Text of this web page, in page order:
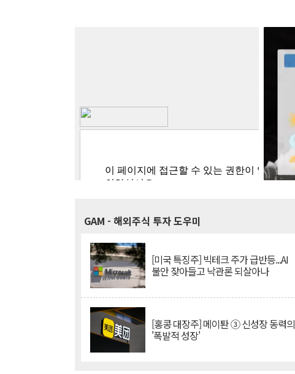
GAM - 해외주식 투자 도우미
[미국 특징주] 빅테크 주가 급반등...AI
불안 잦아들고 낙관론 되살아나
[홍콩 대장주] 메이퇀 ③ 신성장 동력의
'폭발적 성장'